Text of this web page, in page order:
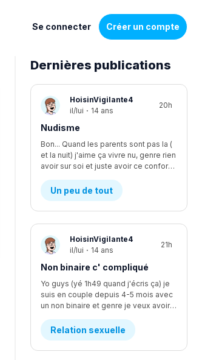
Se connecter Créer un compte
Dernières publications
Liste
de
discussions
HoisinVigilante4
il/lui · 14 ans
20h
Nudisme
Bon... Quand les parents sont pas la (
et la nuit) j'aime ça vivre nu, genre rien
avoir sur soi et juste avoir ce confort, je suis le seul à être nudiste... Et je fais kwa pour les voisins?
Un peu de tout
HoisinVigilante4
il/lui · 14 ans
21h
Non binaire c' compliqué
Yo guys (yé 1h49 quand j'écris ça) je
suis en couple depuis 4-5 mois avec
un non binaire et genre je veux avoir des relations avec iel mais iel est pas sur d'être prêt, ça fait quelques temps qu'y commence à vouloir faire plus... L'affaire c que je me sens comme si je l'écoutais pas assez mais finalement je suis trop à l'écoute. Moi ça fait longtemps que je veux faire ma première fois avec iel, j'y est déjà pris les seins mais mtn iel veux plus, rendu la jsp kwa faire... J'y dit quoi pour lui demander pk iel veux plus me laisser les toucher?
Relation sexuelle